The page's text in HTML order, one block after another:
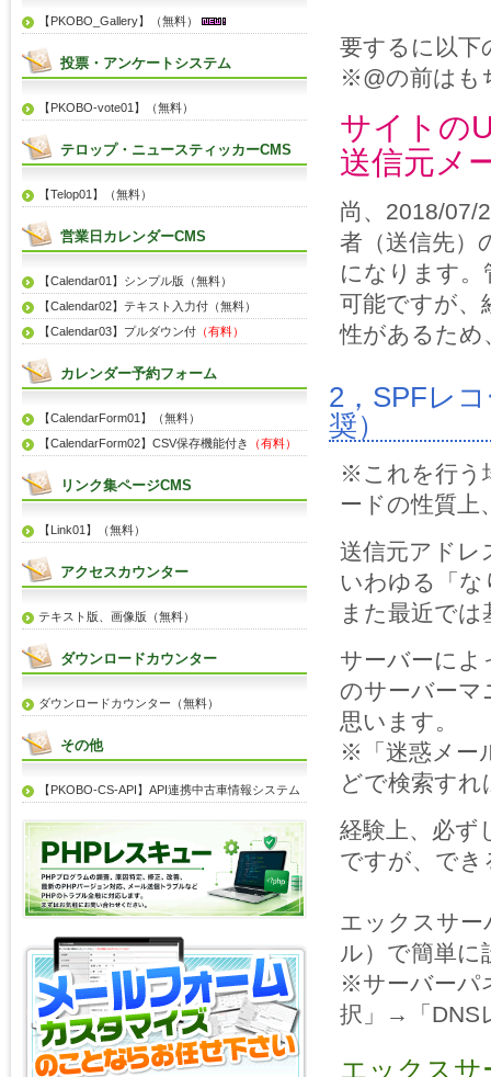
要するに以下
※@の前はも
サイトの
送信元メ
尚、2018/07/
者（送信先）
になります
可能ですが、
性があるため
2，SPFレ
奨）
※これを行う
ードの性質上
送信元アドレ
いわゆる「な
また最近で
サーバーによ
のサーバー
思います。
※「迷惑メー
どで検索す
経験上、必ず
ですが、で
エックスサー
ル）で簡単に
※サーバーパ
択」→「DNS
エックスサ
【PKOBO_Gallery】（無料）
投票・アンケートシステム
【PKOBO-vote01】（無料）
テロップ・ニュースティッカーCMS
【Telop01】（無料）
営業日カレンダーCMS
【Calendar01】シンプル版（無料）
【Calendar02】テキスト入力付（無料）
【Calendar03】プルダウン付 （有料）
カレンダー予約フォーム
【CalendarForm01】（無料）
【CalendarForm02】CSV保存機能付き
（有料）
リンク集ページCMS
【Link01】（無料）
アクセスカウンター
テキスト版、画像版（無料）
ダウンロードカウンター
ダウンロードカウンター（無料）
その他
【PKOBO-CS-API】API連携中古車情報システム